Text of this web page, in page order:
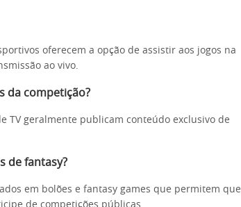
oferecem a opção de assistir aos jogos na
ao vivo.
da competição?
TV geralmente publicam conteúdo exclusivo de
de fantasy?
em bolões e fantasy games que permitem que
de competições públicas.